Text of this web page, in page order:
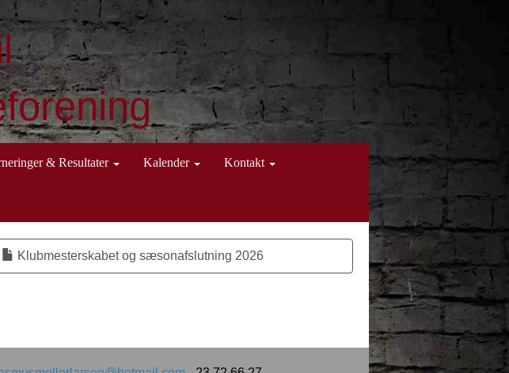
& Resultater Kalender Kontakt
Klubmesterskabet og sæsonafslutning 2026